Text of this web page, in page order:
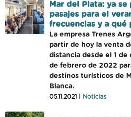
Mar del Plata: ya
pasajes para el
frecuencias y a qué
La empresa Trenes
partir de hoy la venta
distancia desde el 1
de febrero de 2022
destinos turísticos de
Blanca.
05.11.2021 | Noticias